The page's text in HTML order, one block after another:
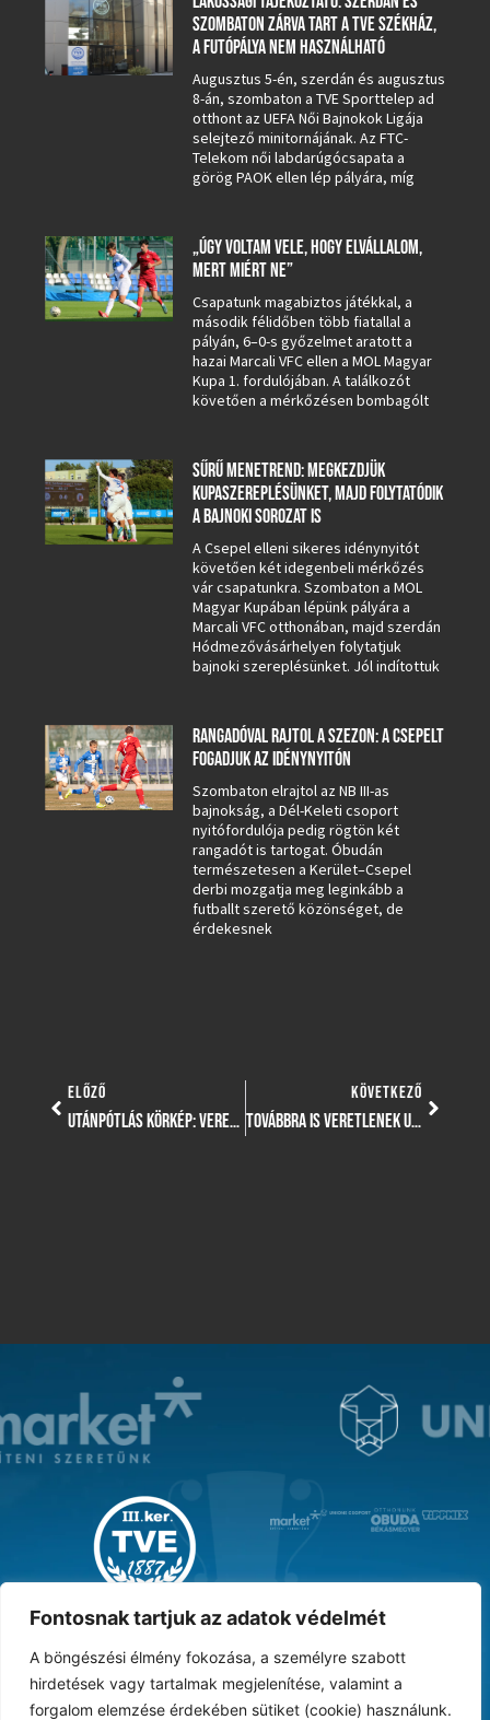
Fontosnak tartjuk az adatok védelmét
A böngészési élmény fokozása, a személyre szabott
hirdetések vagy tartalmak megjelenítése, valamint a
forgalom elemzése érdekében sütiket (cookie) használunk.
SZOMBATON ZÁRVA TART A TVE SZÉKHÁZ,
A FUTÓPÁLYA NEM HASZNÁLHATÓ
Augusztus 5-én, szerdán és augusztus
8-án, szombaton a TVE Sporttelep ad
otthont az UEFA Női Bajnokok Ligája
selejtező minitornájának. Az FTC-
Telekom női labdarúgócsapata a
görög PAOK ellen lép pályára, míg
„ÚGY VOLTAM VELE, HOGY ELVÁLLALOM,
MERT MIÉRT NE”
Csapatunk magabiztos játékkal, a
második félidőben több fiatallal a
pályán, 6–0-s győzelmet aratott a
hazai Marcali VFC ellen a MOL Magyar
Kupa 1. fordulójában. A találkozót
követően a mérkőzésen bombagólt
SŰRŰ MENETREND: MEGKEZDJÜK
KUPASZEREPLÉSÜNKET, MAJD FOLYTATÓDIK
A BAJNOKI SOROZAT IS
A Csepel elleni sikeres idénynyitót
követően két idegenbeli mérkőzés
vár csapatunkra. Szombaton a MOL
Magyar Kupában lépünk pályára a
Marcali VFC otthonában, majd szerdán
Hódmezővásárhelyen folytatjuk
bajnoki szereplésünket. Jól indítottuk
RANGADÓVAL RAJTOL A SZEZON: A CSEPELT
FOGADJUK AZ IDÉNYNYITÓN
Szombaton elrajtol az NB III-as
bajnokság, a Dél-Keleti csoport
nyitófordulója pedig rögtön két
rangadót is tartogat. Óbudán
természetesen a Kerület–Csepel
derbi mozgatja meg leginkább a
futballt szerető közönséget, de
érdekesnek
ELŐZŐ
UTÁNPÓTLÁS KÖRKÉP: VERETLENÜL MEGVÍVOTT HÉTVÉGE, FONTOS GYŐZELMEKKEL ÉS PONTSZERZÉSEKKEL
KÖVETKEZŐ
TOVÁBBRA IS VERETLENEK U19-ESEINK, LUCZ VIKTORÉK HARMADIK MECCSÜKET NYERTÉK SOROZATBAN, U15-ÖSEINK PEDIG ÚJPESTRŐL RABOLTAK PONTOT!
MAGYAR KUPA GYŐZTES ‘31